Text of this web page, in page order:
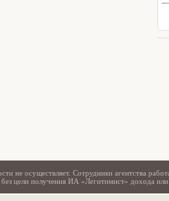
не осуществляет. Сотрудники агентства
цели получения ИА «Легитимист» дохода